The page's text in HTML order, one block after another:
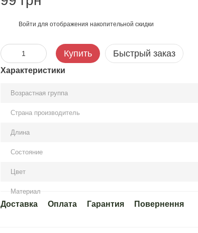
Войти для отображения накопительной скидки
Купить Быстрый заказ
Характеристики
Возрастная группа
Страна производитель
Длина
Состояние
Цвет
Материал
Доставка Оплата Гарантия Повернення